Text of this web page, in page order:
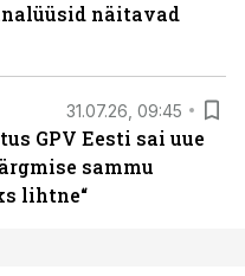
näitavad
31.07.26, 09:45
GPV Eesti sai uue
sammu
lihtne“